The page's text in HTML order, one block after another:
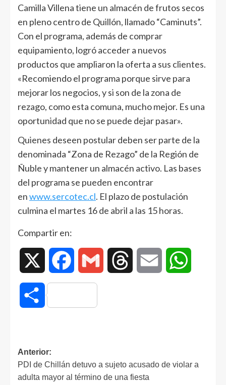
Camilla Villena tiene un almacén de frutos secos
en pleno centro de Quillón, llamado “Caminuts”.
Con el programa, además de comprar
equipamiento, logró acceder a nuevos
productos que ampliaron la oferta a sus clientes.
«Recomiendo el programa porque sirve para
mejorar los negocios, y si son de la zona de
rezago, como esta comuna, mucho mejor. Es una
oportunidad que no se puede dejar pasar».
Quienes deseen postular deben ser parte de la
denominada “Zona de Rezago” de la Región de
Ñuble y mantener un almacén activo. Las bases
del programa se pueden encontrar
enwww.sercotec.cl. El plazo de postulación
culmina el martes 16 de abril a las 15 horas.
Compartir en:
Facebook Gmail Threads Email
Compartir
Anterior:
PDI de Chillán detuvo a sujeto acusado de violar a
adulta mayor al término de una fiesta